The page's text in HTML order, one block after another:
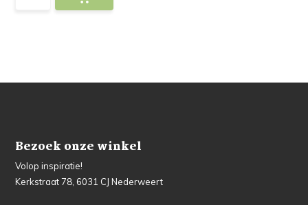
Bezoek onze winkel
Volop inspiratie!
Kerkstraat 78, 6031 CJ Nederweert